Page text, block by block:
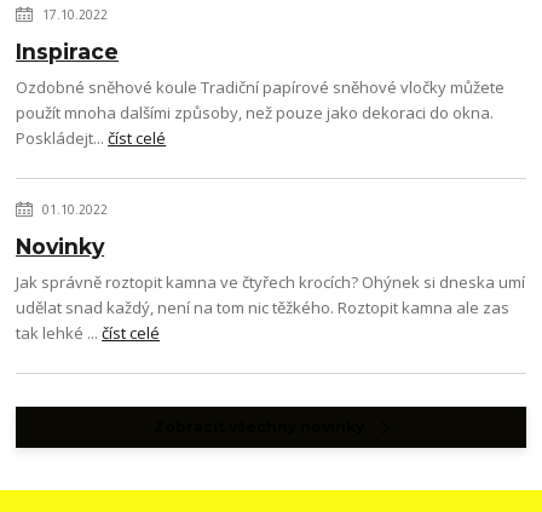
17.10.2022
Inspirace
Ozdobné sněhové koule Tradiční papírové sněhové vločky můžete
použít mnoha dalšími způsoby, než pouze jako dekoraci do okna.
Poskládejt...číst celé
01.10.2022
Novinky
Jak správně roztopit kamna ve čtyřech krocích? Ohýnek si dneska umí
udělat snad každý, není na tom nic těžkého. Roztopit kamna ale zas
tak lehké ...číst celé